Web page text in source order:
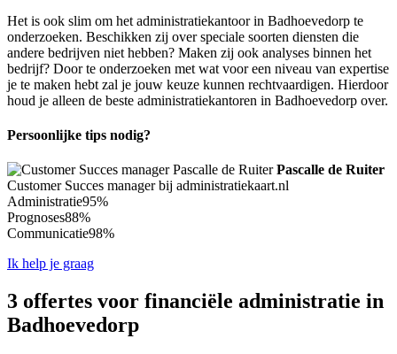
Het is ook slim om het administratiekantoor in Badhoevedorp te
onderzoeken. Beschikken zij over speciale soorten diensten die
andere bedrijven niet hebben? Maken zij ook analyses binnen het
bedrijf? Door te onderzoeken met wat voor een niveau van expertise
je te maken hebt zal je jouw keuze kunnen rechtvaardigen. Hierdoor
houd je alleen de beste administratiekantoren in Badhoevedorp over.
Persoonlijke tips nodig?
Pascalle de Ruiter
Customer Succes manager bij administratiekaart.nl
Administratie95%
Prognoses88%
Communicatie98%
Ik help je graag
3 offertes voor financiële administratie in
Badhoevedorp